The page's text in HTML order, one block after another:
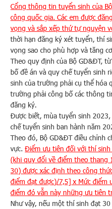
Cổng thông tin tuyển sinh của
công quốc gia. Các em được
vọng và sắp xếp thứ tự nguyện
thời hạn đăng ký xét tuyển, thí
vọng sao cho phù hợp và tăng
Theo quy định của Bộ GD&ĐT,
bố đề án và quy chế tuyển sinh
sinh của trường phải cụ thể hóa
trường phải công bố các thông
đăng ký.
Được biết, mùa tuyển sinh
chế tuyển sinh ban hành năm
Theo đó, Bộ GD&ĐT điều chỉnh
vực.Điểm ưu tiên đối với thí
(khi quy đổi về điểm theo thang
30) được xác định theo công
điểm đạt được)/7,5] x Mức điểm
điểm đó vẫn này những ưu tiên
Như vậy, nếu một thí sinh đạt